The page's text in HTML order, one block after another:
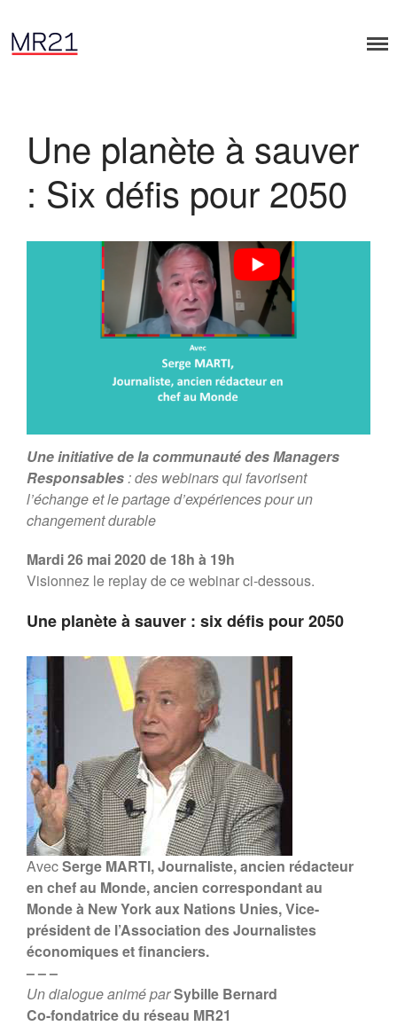
Entreprise & Démocratie
Entreprise & droits humains
Entreprise & environnement
Entreprise & gouvernance
Rapports MR21
Rapport MR21 : Qu’est-ce qu’un
manager responsable ?
Rapport MR21 : Quand la
transformation durable des
entreprises devient l’affaire des
salariés
Rapport MR21 : “Un nécessaire
Planet Benefit Company : 4
règles de durabilité sur la chaîne
de valeur
Planet Benefit Company : 21
Guide de décryptage du reporting
extra-financier
relations parties prenantes de
l’entreprise”
Forum 2025
Forum 2023
Forum 2022
PRIX MR21 : APPEL A
CANDIDATURES 2022
Forum 2021
Forum 2020
Forum 2019
Forum 2018
Contact
Forum 2026
Forum MR21 2026
Une planète à sauver
: Six défis pour 2050
Une initiative de la communauté des Managers
Responsables: des webinars qui favorisent
l’échange et le partage d’expériences pour un
changement durable
Mardi 26 mai 2020 de 18h à 19h
Visionnez le replay de ce webinar ci-dessous.
Une planète à sauver : six défis pour 2050
AvecSerge MARTI, Journaliste, ancien rédacteur
en chef au Monde, ancien correspondant au
Monde à New York aux Nations Unies, Vice-
président de l’Association des Journalistes
économiques et financiers.
– – –
Un dialogue animé parSybille Bernard
Co-fondatrice du réseau MR21